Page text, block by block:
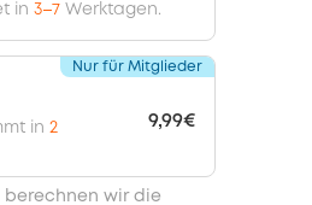
in 3–7Werktagen.
in 2
9,99€
Nur für Mitglieder
berechnen wir die